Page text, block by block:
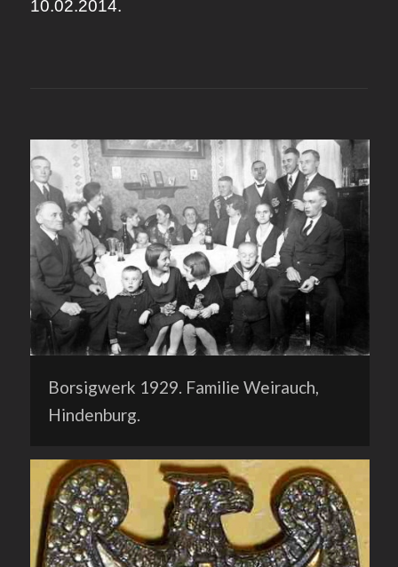
10.02.2014.
Borsigwerk 1929. Familie Weirauch,
Hindenburg.